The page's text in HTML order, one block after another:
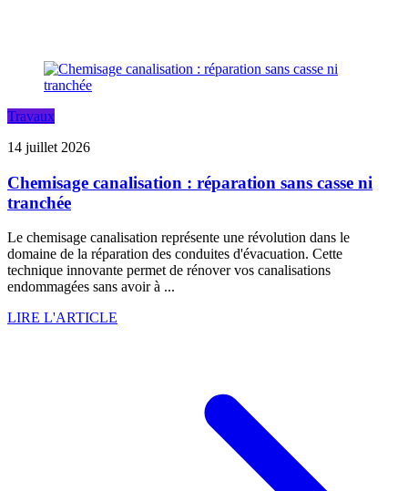
Travaux
14 juillet 2026
Chemisage canalisation : réparation sans casse ni
tranchée
Le chemisage canalisation représente une révolution dans le
domaine de la réparation des conduites d'évacuation. Cette
technique innovante permet de rénover vos canalisations
endommagées sans avoir à ...
LIRE L'ARTICLE